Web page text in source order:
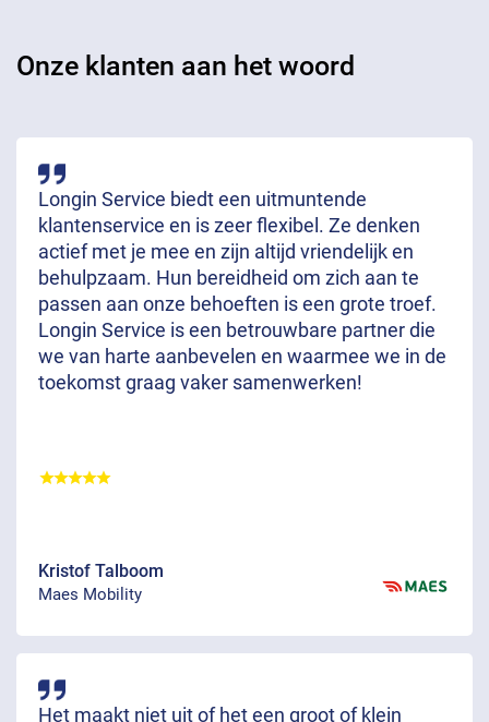
Onze klanten aan het woord
Longin Service biedt een uitmuntende
klantenservice en is zeer flexibel. Ze denken
actief met je mee en zijn altijd vriendelijk en
behulpzaam. Hun bereidheid om zich aan te
passen aan onze behoeften is een grote troef.
Longin Service is een betrouwbare partner die
we van harte aanbevelen en waarmee we in de
toekomst graag vaker samenwerken!
Kristof Talboom
Maes Mobility
Het maakt niet uit of het een groot of klein